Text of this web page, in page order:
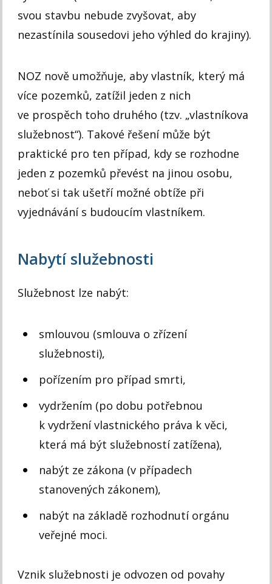
svou stavbu nebude zvyšovat, aby
nezastínila sousedovi jeho výhled do krajiny).
NOZ nově umožňuje, aby vlastník, který má
více pozemků, zatížil jeden z nich
ve prospěch toho druhého (tzv. „vlastníkova
služebnost“). Takové řešení může být
praktické pro ten případ, kdy se rozhodne
jeden z pozemků převést na jinou osobu,
neboť si tak ušetří možné obtíže při
vyjednávání s budoucím vlastníkem.
Nabytí služebnosti
Služebnost lze nabýt:
smlouvou (smlouva o zřízení
služebnosti),
pořízením pro případ smrti,
vydržením (po dobu potřebnou
k vydržení vlastnického práva k věci,
která má být služebností zatížena),
nabýt ze zákona (v případech
stanovených zákonem),
nabýt na základě rozhodnutí orgánu
veřejné moci.
Vznik služebnosti je odvozen od povahy